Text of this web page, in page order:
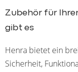
Zubehör für
gibt es
Henra bietet ein
Sicherheit,